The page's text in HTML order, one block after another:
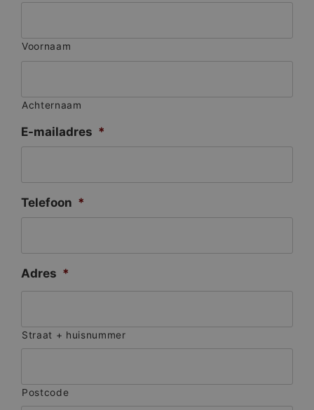
Voornaam
Achternaam
E-mailadres *
Telefoon *
Adres *
Straat + huisnummer
Postcode